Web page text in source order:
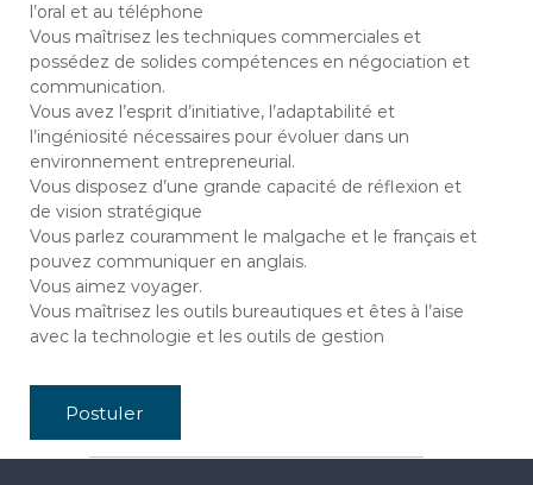
l’oral et au téléphone
Vous maîtrisez les techniques commerciales et
possédez de solides compétences en négociation et
communication.
Vous avez l’esprit d’initiative, l’adaptabilité et
l’ingéniosité nécessaires pour évoluer dans un
environnement entrepreneurial.
Vous disposez d’une grande capacité de réflexion et
de vision stratégique
Vous parlez couramment le malgache et le français et
pouvez communiquer en anglais.
Vous aimez voyager.
Vous maîtrisez les outils bureautiques et êtes à l’aise
avec la technologie et les outils de gestion